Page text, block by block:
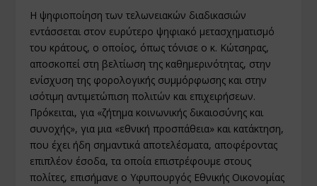
Η ψηφιοποίηση των τελωνειακών διαδικασιών
εντάσσεται στον ευρύτερο ψηφιακό μετασχηματισμό
του κράτους, ο οποίος, όπως τόνισε ο κ. Κώτσηρας,
αποσκοπεί στη βελτίωση της καθημερινότητας, στην
ενίσχυση της φορολογικής συμμόρφωσης και στην
ισότιμη αντιμετώπιση πολιτών και επιχειρήσεων.
Πρόκειται, για «ζήτημα κοινωνικής δικαιοσύνης και
συνοχής», για μια «εθνική προσπάθεια» και κατάκτηση,
που έχει ήδη σημαντικά αποτελέσματα, αποφέροντας
επιπλέον έσοδα, τα οποία επιστρέφουμε στους
πολίτες, επισήμανε ο Υφυπουργός Εθνικής Οικονομίας